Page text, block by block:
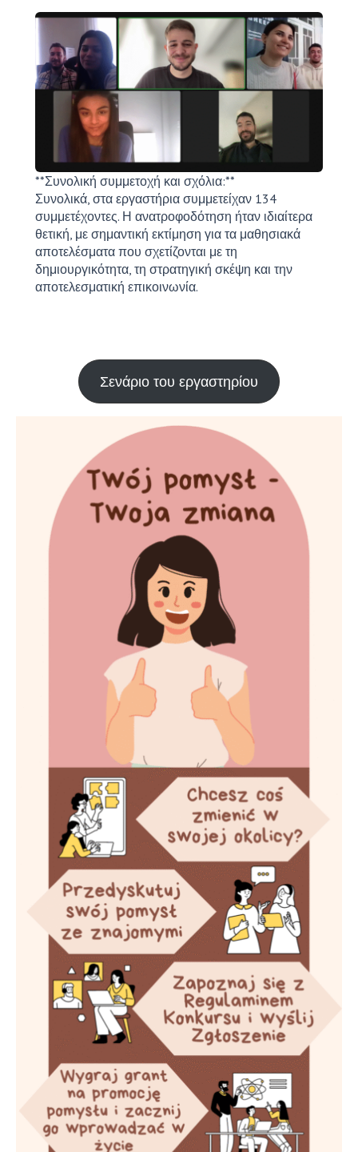
**Συνολική συμμετοχή και σχόλια:**
Συνολικά, στα εργαστήρια συμμετείχαν 134
συμμετέχοντες. Η ανατροφοδότηση ήταν ιδιαίτερα
θετική, με σημαντική εκτίμηση για τα μαθησιακά
αποτελέσματα που σχετίζονται με τη
δημιουργικότητα, τη στρατηγική σκέψη και την
αποτελεσματική επικοινωνία.
Σενάριο του εργαστηρίου